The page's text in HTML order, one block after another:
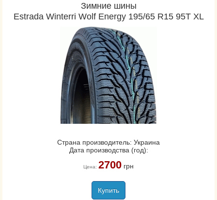
Зимние шины
Estrada Winterri Wolf Energy 195/65 R15 95T XL
Страна производитель: Украина
Дата производства (год):
Цена: 2700грн
Купить